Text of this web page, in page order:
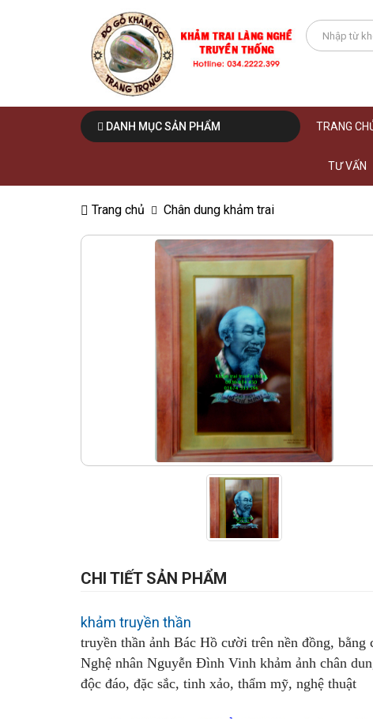
DANH MỤC SẢN PHẨM TRANG
TƯ VẤN
Trang chủ Chân dung khảm trai
CHI TIẾT SẢN PHẨM
khảm truyền thần
truyền thần ảnh Bác Hồ cười trên nền đồng,
Nghệ nhân Nguyễn Đình Vinh khảm ảnh chân
độc đáo, đặc sắc, tinh xảo, thẩm mỹ, nghệ thuật